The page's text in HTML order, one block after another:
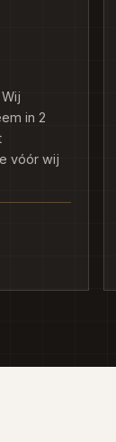
in 2
vóór wij